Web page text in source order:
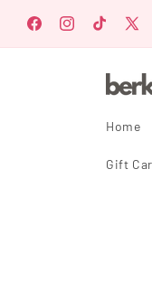
directamente
FacebookInstagramTikTokX
Home
Gift